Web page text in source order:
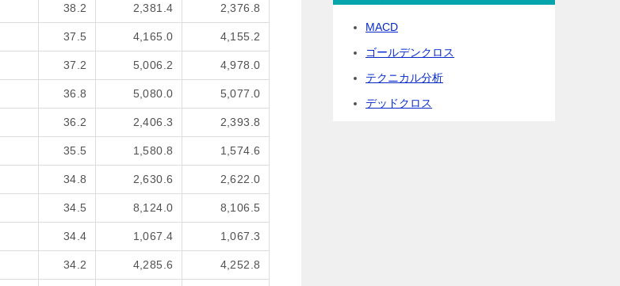
38.2 2,381.4 2,376.8
37.5 4,165.0 4,155.2
37.2 5,006.2 4,978.0
36.8 5,080.0 5,077.0
36.2 2,406.3 2,393.8
35.5 1,580.8 1,574.6
34.8 2,630.6 2,622.0
34.5 8,124.0 8,106.5
34.4 1,067.4 1,067.3
34.2 4,285.6 4,252.8
MACD
ゴールデンクロス
テクニカル分析
デッドクロス